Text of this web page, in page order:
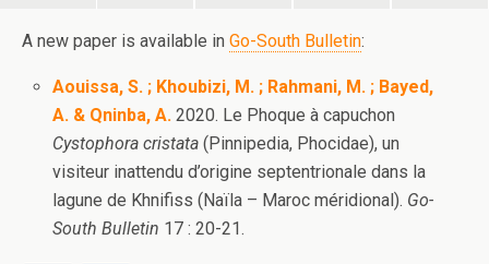
A new paper is available in Go-South Bulletin:
Aouissa, S. ; Khoubizi, M. ; Rahmani, M. ; Bayed,
A. & Qninba, A.2020. Le Phoque à capuchon
Cystophora cristata (Pinnipedia, Phocidae), un
visiteur inattendu d’origine septentrionale dans la
lagune de Khnifiss (Naïla – Maroc méridional). Go-
South Bulletin 17 : 20-21.